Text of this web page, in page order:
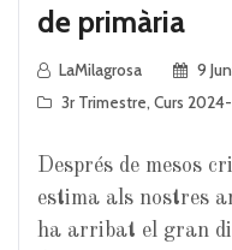
de primària
LaMilagrosa
9
3r Trimestre, Curs
Després de mesos
estima als nostres
ha arribat el gran